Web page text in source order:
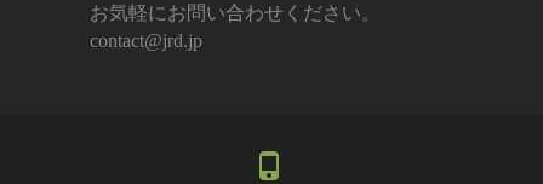
お気軽にお問い合わせください。
contact@jrd.jp